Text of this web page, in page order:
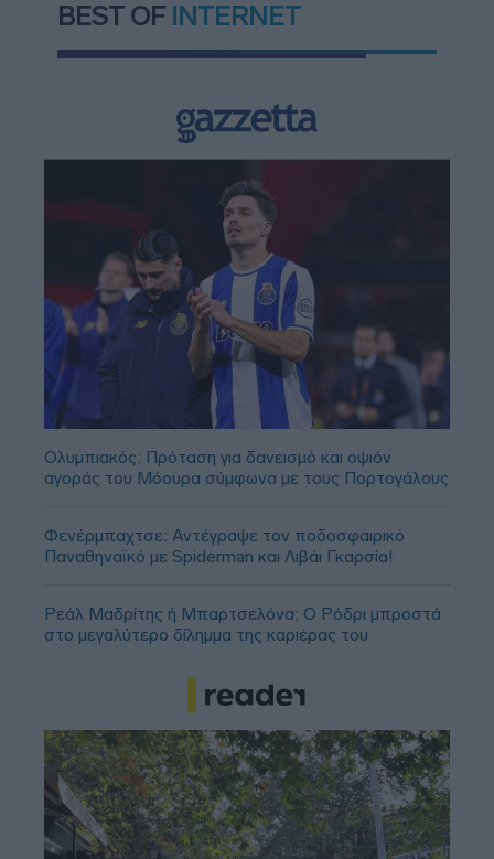
BEST OF INTERNET
Ολυμπιακός: Πρόταση για δανεισμό και οψιόν
αγοράς του Μόουρα σύμφωνα με τους Πορτογάλους
Φενέρμπαχτσε: Αντέγραψε τον ποδοσφαιρικό
Παναθηναϊκό με Spiderman και Λιβάι Γκαρσία!
Ρεάλ Μαδρίτης ή Μπαρτσελόνα; Ο Ρόδρι μπροστά
στο μεγαλύτερο δίλημμα της καριέρας του